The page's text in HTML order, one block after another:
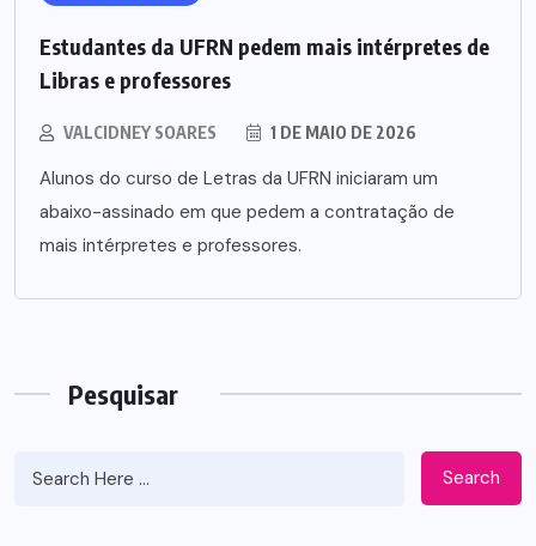
Estudantes da UFRN pedem mais intérpretes de
Libras e professores
VALCIDNEY SOARES 1 DE MAIO DE 2026
Alunos do curso de Letras da UFRN iniciaram um
abaixo-assinado em que pedem a contratação de
mais intérpretes e professores.
Pesquisar
Search